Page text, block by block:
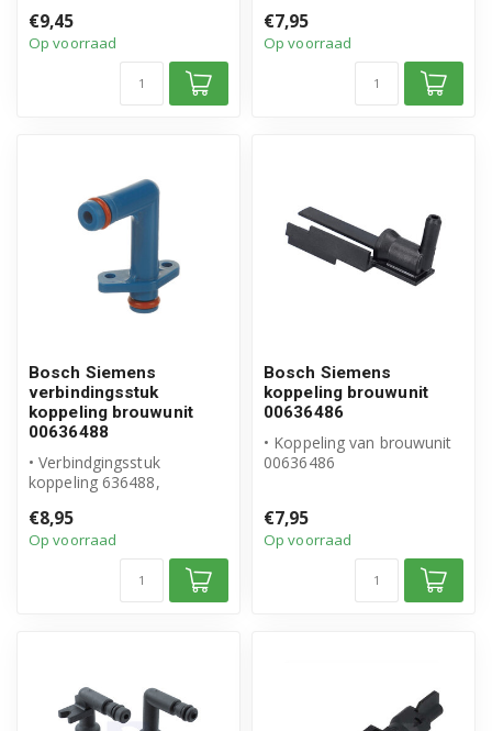
product
• A...
€9,45
Op voorraad
€7,95
Op voorraad
Bosch Siemens
verbindingsstuk
koppeling brouwunit
00636488
• Verbindgingsstuk
koppeling 636488,
• Koppeling van brouwunit
• Orig...
€8,95
Op voorraad
Bosch Siemens
koppeling brouwunit
00636486
• Koppeling van brouwunit
00636486
€7,95
Op voorraad